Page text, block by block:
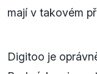
mají v takovém
Digitoo je